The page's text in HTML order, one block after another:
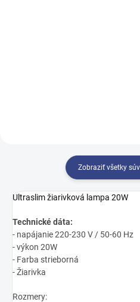
Zobraziť všetky
Ultraslim žiarivková lampa 20W
Technické dáta:
- napájanie 220-230 V / 50-60 Hz
- výkon 20W
- Farba strieborná
- Žiarivka
Rozmery: